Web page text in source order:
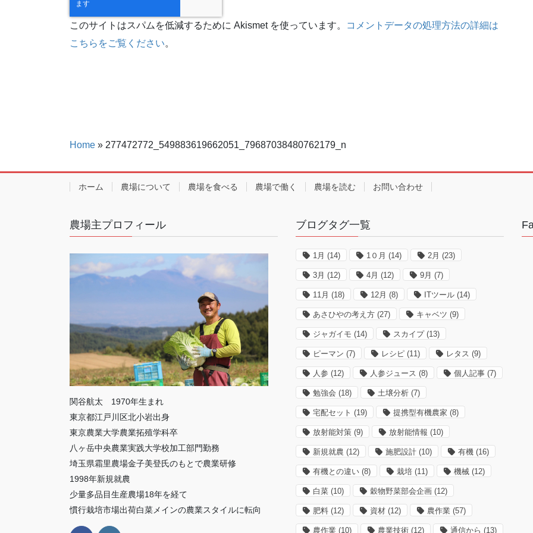
このサイトはスパムを低減するために Akismet を使っています。
コメントデータの処理方法の詳細は
こちらをご覧ください。
Home » 277472772_549883619662051_79687038480762179_n
ホーム 農場について 農場を食べる 農場で働く 農場を読む お問い合わせ
農場主プロフィール
関谷航太 1970年生まれ
東京都江戸川区北小岩出身
東京農業大学農業拓殖学科卒
八ヶ岳中央農業実践大学校加工部門勤務
埼玉県霜里農場金子美登氏のもとで農業研修
1998年新規就農
少量多品目生産農場18年を経て
慣行栽培市場出荷白菜メインの農業スタイルに転向
ブログタグ一覧
1月 (14) 1０月 (14) 2月 (23)
3月 (12) 4月 (12) 9月 (7)
11月 (18) 12月 (8) ITツール (14)
あさひやの考え方 (27) キャベツ (9)
ジャガイモ (14) スカイプ(13)
ピーマン (7) レシピ (11) レタス (9)
人参 (12) 人参ジュース (8) 個人記事 (7)
勉強会 (18) 土壌分析 (7)
宅配セット (19) 提携型有機農家 (8)
放射能対策 (9) 放射能情報 (10)
新規就農 (12) 施肥設計 (10) 有機 (16)
有機との違い (8) 栽培 (11) 機械 (12)
白菜 (10) 穀物野菜部会企画 (12)
肥料 (12) 資材 (12) 農作業 (57)
農作業 (10) 農業技術 (12) 通信から (13)